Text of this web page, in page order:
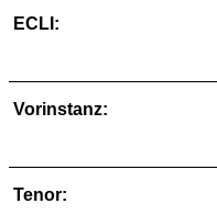
ECLI:
Vorinstanz:
Tenor: